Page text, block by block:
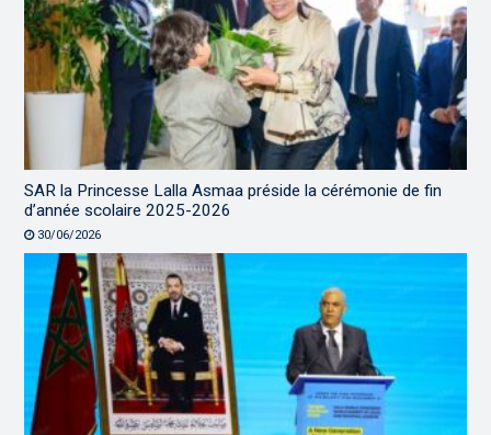
SAR la Princesse Lalla Asmaa préside la cérémonie de fin
d’année scolaire 2025-2026
30/06/2026